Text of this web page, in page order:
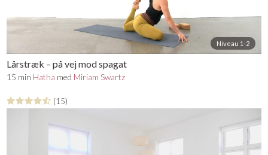
Niveau 1-2
Lårstræk – på vej mod spagat
15 min Hatha med Miriam Swartz
(15)